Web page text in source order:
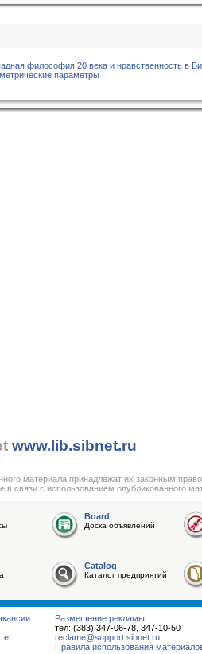
философия 20 века и нравственность в
параметры
www.lib.sibnet.ru
материала принадлежат их законным
связи с использованием опубликованного
Board
Доска объявлений
Catalog
Каталог предприятий
Размещение рекламы:
тел: (383) 347-06-78, 347-10-50
reclame@support.sibnet.ru
Правила использования